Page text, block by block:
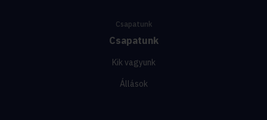
Csapatunk
Csapatunk
Kik vagyunk
Állások